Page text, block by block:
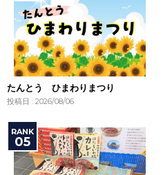
たんとう ひまわりまつり
投稿日 : 2026/08/06